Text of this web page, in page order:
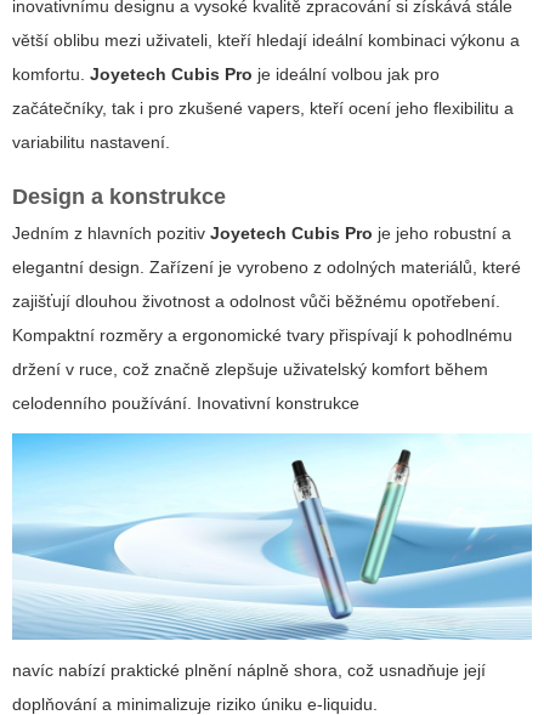
inovativnímu designu a vysoké kvalitě zpracování si získává stále
větší oblibu mezi uživateli, kteří hledají ideální kombinaci výkonu a
komfortu. Joyetech Cubis Pro je ideální volbou jak pro
začátečníky, tak i pro zkušené vapers, kteří ocení jeho flexibilitu a
variabilitu nastavení.
Design a konstrukce
Jedním z hlavních pozitiv Joyetech Cubis Pro je jeho robustní a
elegantní design. Zařízení je vyrobeno z odolných materiálů, které
zajišťují dlouhou životnost a odolnost vůči běžnému opotřebení.
Kompaktní rozměry a ergonomické tvary přispívají k pohodlnému
držení v ruce, což značně zlepšuje uživatelský komfort během
celodenního používání. Inovativní konstrukce
navíc nabízí praktické plnění náplně shora, což usnadňuje její
doplňování a minimalizuje riziko úniku e-liquidu.